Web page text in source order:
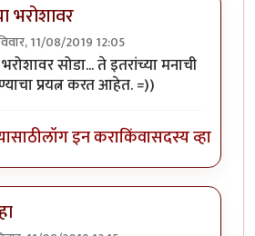
भरोशावर
11/08/2019 12:05
गोळ्या घेतल्या आहेत ? काय बोलता ?
भरोशावर सोडा... ते इतरांच्या मनाची
प्रयत्न करत आहेत. =))
लॉग इन कराकिंवासदस्य व्हा